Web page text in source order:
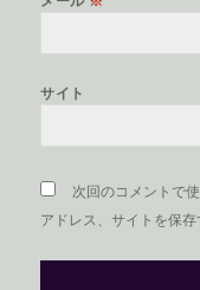
サイト
次回のコメントで
アドレス、サイトを保存